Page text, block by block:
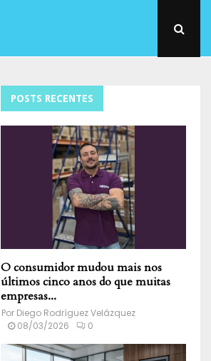
POSTS RECENTES
O consumidor mudou mais nos
últimos cinco anos do que muitas
empresas...
Por Diego Rodríguez Velázquez
08/03/2026
0